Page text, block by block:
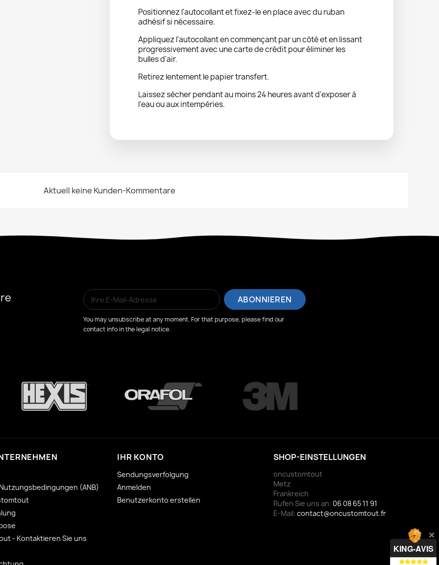
Positionnez l'autocollant et fixez-le en place avec du ruban
adhésif si nécessaire.
Appliquez l'autocollant en commençant par un côté et en lissant
progressivement avec une carte de crédit pour éliminer les
bulles d'air.
Retirez lentement le papier transfert.
Laissez sécher pendant au moins 24 heures avant d'exposer à
l'eau ou aux intempéries.
Aktuell keine Kunden-Kommentare
You may unsubscribe at any moment. For that purpose, please find our
contact info in the legal notice.
(ANB)
- Kontaktieren Sie uns
IHR KONTO
Sendungsverfolgung
Anmelden
Benutzerkonto erstellen
SHOP-EINSTELLUNGEN
oncustomtout
Metz
Frankreich
Rufen Sie uns an: 06 08 65 11 91
E-Mail:contact@oncustomtout.fr
KING-AVIS